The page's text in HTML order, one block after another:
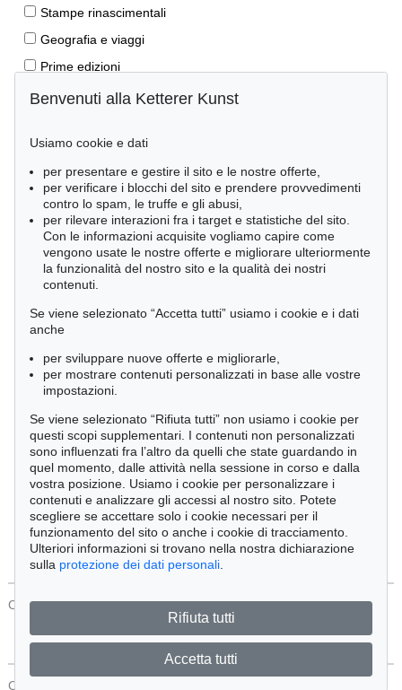
Stampe rinascimentali
Geografia e viaggi
Prime edizioni
Manoscritti antichi
Libri per bambini
Lifestyle
Pietre miliari delle scienze naturali
Letteratura classica
Economia e diritto
Meraviglie della natura
Cimelia
Ordine:
Tutti gli oggetti
Solo offerte attuali
Solo oggetti venduti
Cerca
CONTATTI Protezione Dei Dati
CONTATTI
Benvenuti alla Ketterer Kunst
Usiamo cookie e dati
per presentare e gestire il sito e le nostre offerte,
per verificare i blocchi del sito e prendere provvedimenti
contro lo spam, le truffe e gli abusi,
per rilevare interazioni fra i target e statistiche del sito.
Con le informazioni acquisite vogliamo capire come
vengono usate le nostre offerte e migliorare ulteriormente
la funzionalità del nostro sito e la qualità dei nostri
contenuti.
Se viene selezionato “Accetta tutti” usiamo i cookie e i dati
anche
per sviluppare nuove offerte e migliorarle,
per mostrare contenuti personalizzati in base alle vostre
impostazioni.
Se viene selezionato “Rifiuta tutti” non usiamo i cookie per
questi scopi supplementari. I contenuti non personalizzati
sono influenzati fra l’altro da quelli che state guardando in
quel momento, dalle attività nella sessione in corso e dalla
vostra posizione. Usiamo i cookie per personalizzare i
contenuti e analizzare gli accessi al nostro sito. Potete
scegliere se accettare solo i cookie necessari per il
funzionamento del sito o anche i cookie di tracciamento.
Ulteriori informazioni si trovano nella nostra dichiarazione
sulla protezione dei dati personali
Rifiuta tutti
Accetta tutti